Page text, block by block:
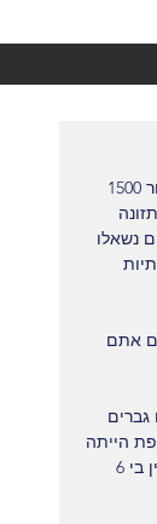
ירוק?
באוניברסיטת מיניסוטה בארה"ב ובחן 1500 סטודנטים כשהיו בני 20 ,הם נשאלו
אתם
גברים
הייתה